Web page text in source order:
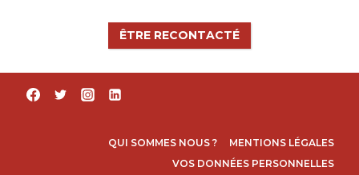
ÊTRE RECONTACTÉ
QUI SOMMES NOUS ?
MENTIONS LÉGALES
VOS DONNÉES PERSONNELLES